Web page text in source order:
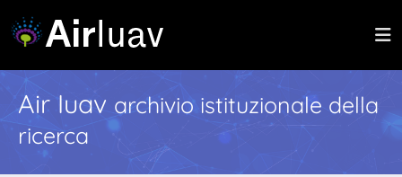
Air Iuav archivio istituzionale della
ricerca